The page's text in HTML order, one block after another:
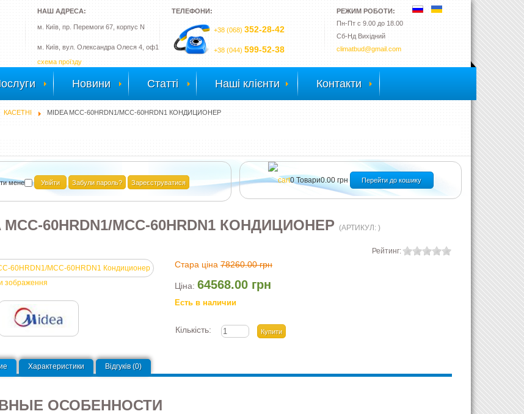
РЕЖИМ РОБОТИ:
Пн-Пт с 9.00 до 18.00
Сб-Нд Вихідний
climatbud@gmail.com
ТЕЛЕФОНИ:
+38 (068) 352-28-42
+38 (044) 599-52-38
НАШ АДРЕСА:
м. Київ, пр. Перемоги 67, корпус N
м. Київ, вул. Олександра Олеся 4, оф1
схема проїзду
Новини Статті Наші клієнти Контакти
КАСЕТНІ MIDEA MCС-60HRDN1/MCС-60HRDN1 КОНДИЦИОНЕР
мене Забули пароль? Зареєструватися 0Товари0.00 грн Перейти до кошику
MCС-60HRDN1/MCС-60HRDN1 КОНДИЦИОНЕР (АРТИКУЛ: )
Рейтинг:
зображення
Стара ціна 78260.00 грн
Ціна: 64568.00 грн
Есть в наличии
Кількість:
Характеристики Відгуків (0)
ОСОБЕННОСТИ